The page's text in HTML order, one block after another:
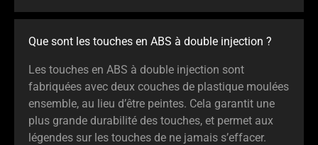
Que sont les touches en ABS à double injection ?
Les touches en ABS à double injection sont
fabriquées avec deux couches de plastique moulées
ensemble, au lieu d’être peintes. Cela garantit une
plus grande durabilité des touches, et permet aux
légendes sur les touches de ne jamais s’effacer.